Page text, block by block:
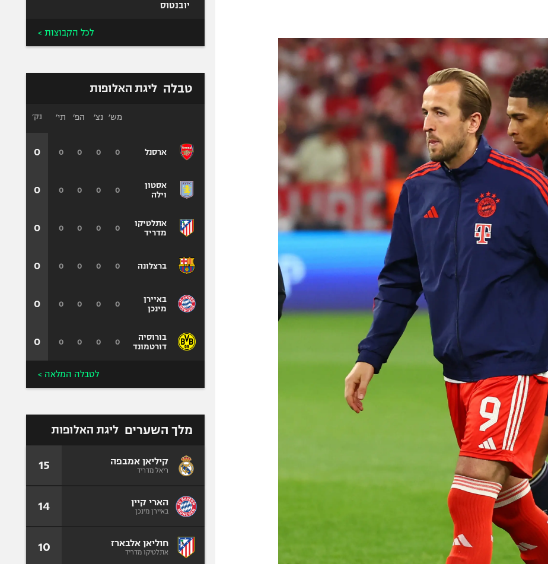
יובנטוס
לכל הקבוצות >
טבלה ליגת האלופות
ארסנל
אסטון
וילה
אתלטיקו
מדריד
ברצלונה
באיירן
מינכן
בורוסיה
דורטמונד
מש׳ נצ׳ הפ׳ תי׳
0
0
0
0
0
0
0
0
0
0
0
0
0
0
0
0
0
0
0
0
0
0
0
0
נק׳
0
0
0
0
0
0
לטבלה המלאה >
מלך השערים ליגת האלופות
קיליאן אמבפה
ריאל מדריד 15
הארי קיין
באיירן מינכן 14
חוליאן אלבארז
אתלטיקו מדריד 10